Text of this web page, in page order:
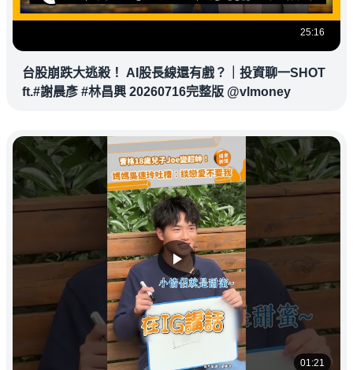
25:16
台股崩跌大逃殺！ AI股長線還有戲？｜投資聊一SHOT
ft.#謝晨彥 #林昌興 20260716完整版 @vlmoney
01:21